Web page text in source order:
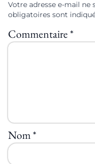
Votre adresse e-mail ne
obligatoires sont
Commentaire*
Nom*